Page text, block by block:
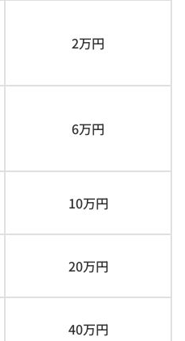
2万円
6万円
10万円
20万円
40万円